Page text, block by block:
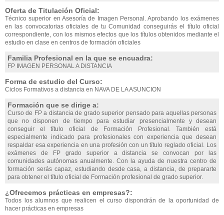
Oferta de Titulación Oficial:
Técnico superior en Asesoría de Imagen Personal. Aprobando los exámenes
en las convocatorias oficiales de tu Comunidad conseguirás el título oficial
correspondiente, con los mismos efectos que los títulos obtenidos mediante el
estudio en clase en centros de formación oficiales
Familia Profesional en la que se encuadra:
FP IMAGEN PERSONAL A DISTANCIA
Forma de estudio del Curso:
Ciclos Formativos a distancia en NAVA DE LA ASUNCION
Formación que se dirige a:
Curso de FP a distancia de grado superior pensado para aquellas personas
que no disponen de tiempo para estudiar presencialmente y desean
conseguir el título oficial de Formación Profesional. También está
especialmente indicado para profesionales con experiencia que desean
respaldar esa experiencia en una profesión con un título reglado oficial. Los
exámenes de FP grado superior a distancia se convocan por las
comunidades autónomas anualmente. Con la ayuda de nuestra centro de
formación serás capaz, estudiando desde casa, a distancia, de prepararte
para obtener el título oficial de Formación profesional de grado superior.
¿Ofrecemos prácticas en empresas?:
Todos los alumnos que realicen el curso dispondrán de la oportunidad de
hacer prácticas en empresas